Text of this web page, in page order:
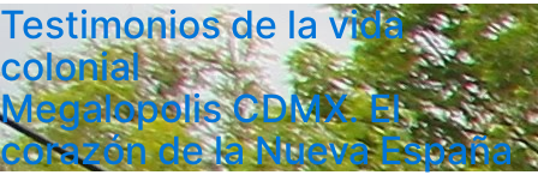
Testimonios de la vida
colonial
Megalopolis CDMX. El
corazón de la Nueva España